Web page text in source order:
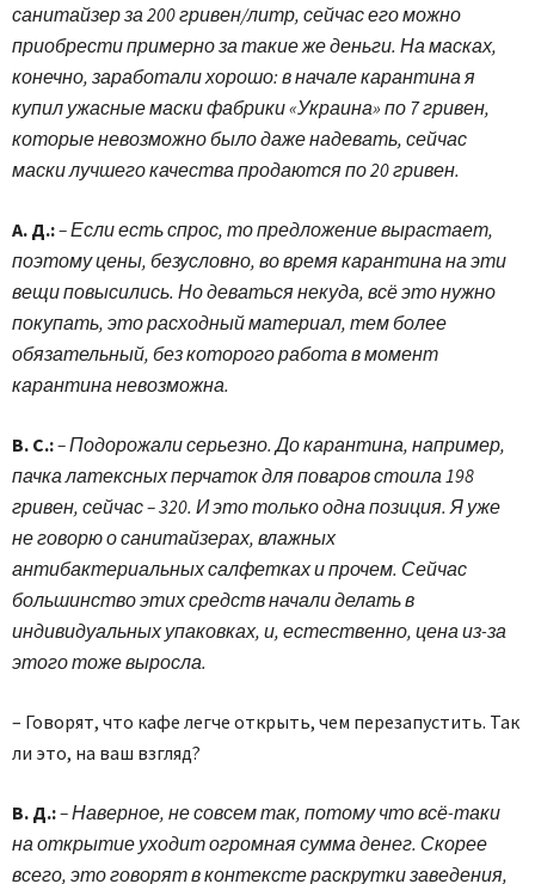
санитайзер за 200 гривен/литр, сейчас его можно
приобрести примерно за такие же деньги. На масках,
конечно, заработали хорошо: в начале карантина я
купил ужасные маски фабрики «Украина» по 7 гривен,
которые невозможно было даже надевать, сейчас
маски лучшего качества продаются по 20 гривен.
А. Д.:– Если есть спрос, то предложение вырастает,
поэтому цены, безусловно, во время карантина на эти
вещи повысились. Но деваться некуда, всё это нужно
покупать, это расходный материал, тем более
обязательный, без которого работа в момент
карантина невозможна.
В. С.:– Подорожали серьезно. До карантина, например,
пачка латексных перчаток для поваров стоила 198
гривен, сейчас – 320. И это только одна позиция. Я уже
не говорю о санитайзерах, влажных
антибактериальных салфетках и прочем. Сейчас
большинство этих средств начали делать в
индивидуальных упаковках, и, естественно, цена из-за
этого тоже выросла.
– Говорят, что кафе легче открыть, чем перезапустить. Так
ли это, на ваш взгляд?
В. Д.:– Наверное, не совсем так, потому что всё-таки
на открытие уходит огромная сумма денег. Скорее
всего, это говорят в контексте раскрутки заведения,